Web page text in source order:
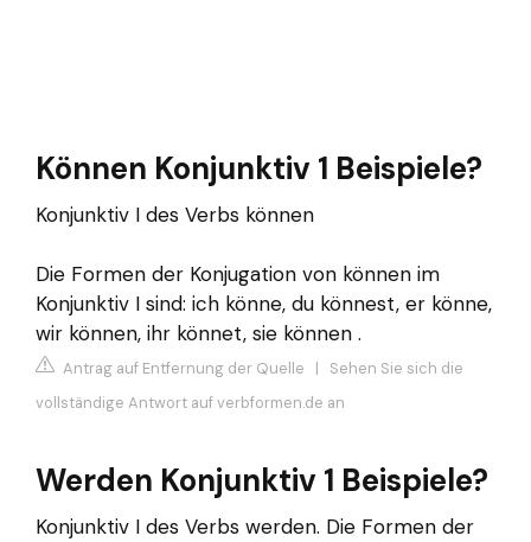
Können Konjunktiv 1 Beispiele?
Konjunktiv I des Verbs können
Die Formen der Konjugation von können im
Konjunktiv I sind: ich könne, du könnest, er könne,
wir können, ihr könnet, sie können .
Antrag auf Entfernung der Quelle | Sehen Sie sich die
vollständige Antwort auf verbformen.de an
Werden Konjunktiv 1 Beispiele?
Konjunktiv I des Verbs werden. Die Formen der